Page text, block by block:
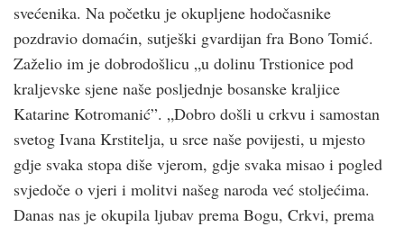
svećenika. Na početku je okupljene hodočasnike
pozdravio domaćin, sutješki gvardijan fra Bono Tomić.
Zaželio im je dobrodošlicu „u dolinu Trstionice pod
kraljevske sjene naše posljednje bosanske kraljice
Katarine Kotromanić”. „Dobro došli u crkvu i samostan
svetog Ivana Krstitelja, u srce naše povijesti, u mjesto
gdje svaka stopa diše vjerom, gdje svaka misao i pogled
svjedoče o vjeri i molitvi našeg naroda već stoljećima.
Danas nas je okupila ljubav prema Bogu, Crkvi, prema